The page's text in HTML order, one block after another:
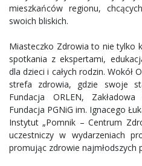
mieszkańców regionu,
swoich bliskich.
Miasteczko Zdrowia to nie tylko
spotkania z ekspertami,
dla dzieci i całych rodzin. Wokół
strefa zdrowia, gdzie swoje
Fundacja ORLEN,
Fundacja PGNiG im. Ignacego
Instytut „Pomnik – Centrum
uczestniczy w wydarzeniach
promując zdrowie najmłodszych